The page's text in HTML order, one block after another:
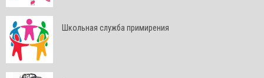
Школьная служба примирения